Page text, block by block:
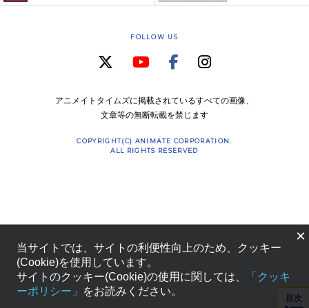
FOLLOW US
アニメイトタイムズに掲載されているすべての画像、
文章等の無断転載を禁じます
COPYRIGHT(C) ANIMATE CORPORATION.
ALL RIGHTS RESERVED
目次
×
当サイトでは、サイトの利便性向上のため、クッキー
(Cookie)を使用しています。
サイトのクッキー(Cookie)の使用に関しては、
「クッキ
ーポリシー」
をお読みください。